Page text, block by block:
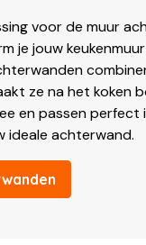
voor de muur
je jouw
ze na het koken
en passen perfect
ideale achterwand.